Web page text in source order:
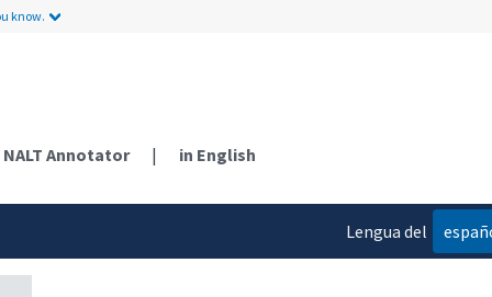
know.
NALT Annotator | in English
Lengua del